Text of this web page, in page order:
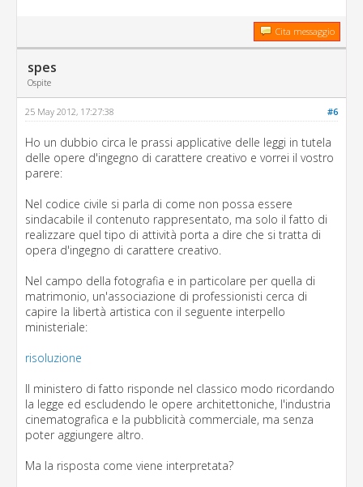
Cita messaggio
spes
Ospite
#6
25 May 2012, 17:27:38
Ho un dubbio circa le prassi applicative delle leggi in tutela
delle opere d'ingegno di carattere creativo e vorrei il vostro
parere:
Nel codice civile si parla di come non possa essere
sindacabile il contenuto rappresentato, ma solo il fatto di
realizzare quel tipo di attività porta a dire che si tratta di
opera d'ingegno di carattere creativo.
Nel campo della fotografia e in particolare per quella di
matrimonio, un'associazione di professionisti cerca di
capire la libertà artistica con il seguente interpello
ministeriale:
risoluzione
Il ministero di fatto risponde nel classico modo ricordando
la legge ed escludendo le opere architettoniche, l'industria
cinematografica e la pubblicità commerciale, ma senza
poter aggiungere altro.
Ma la risposta come viene interpretata?